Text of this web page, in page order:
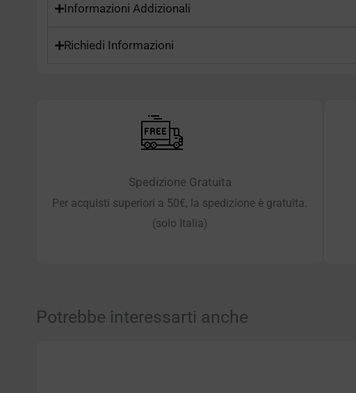
Informazioni Addizionali
Richiedi Informazioni
Spedizione Gratuita
Per acquisti superiori a 50€, la spedizione è gratuita.
(solo Italia)
Potrebbe interessarti anche